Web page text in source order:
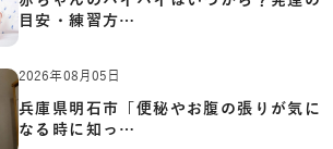
目安・練習方…
2026年08月05日
兵庫県明石市「便秘やお腹の張りが気に
なる時に知っ…